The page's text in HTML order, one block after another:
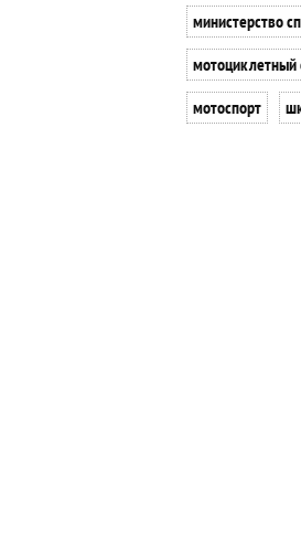
министерство
мотоциклетный
мотоспорт